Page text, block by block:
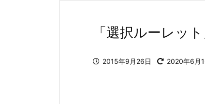
「選択ルーレッ
2015年9月26日 2020年6月